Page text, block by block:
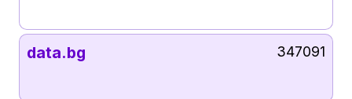
data.bg 347091